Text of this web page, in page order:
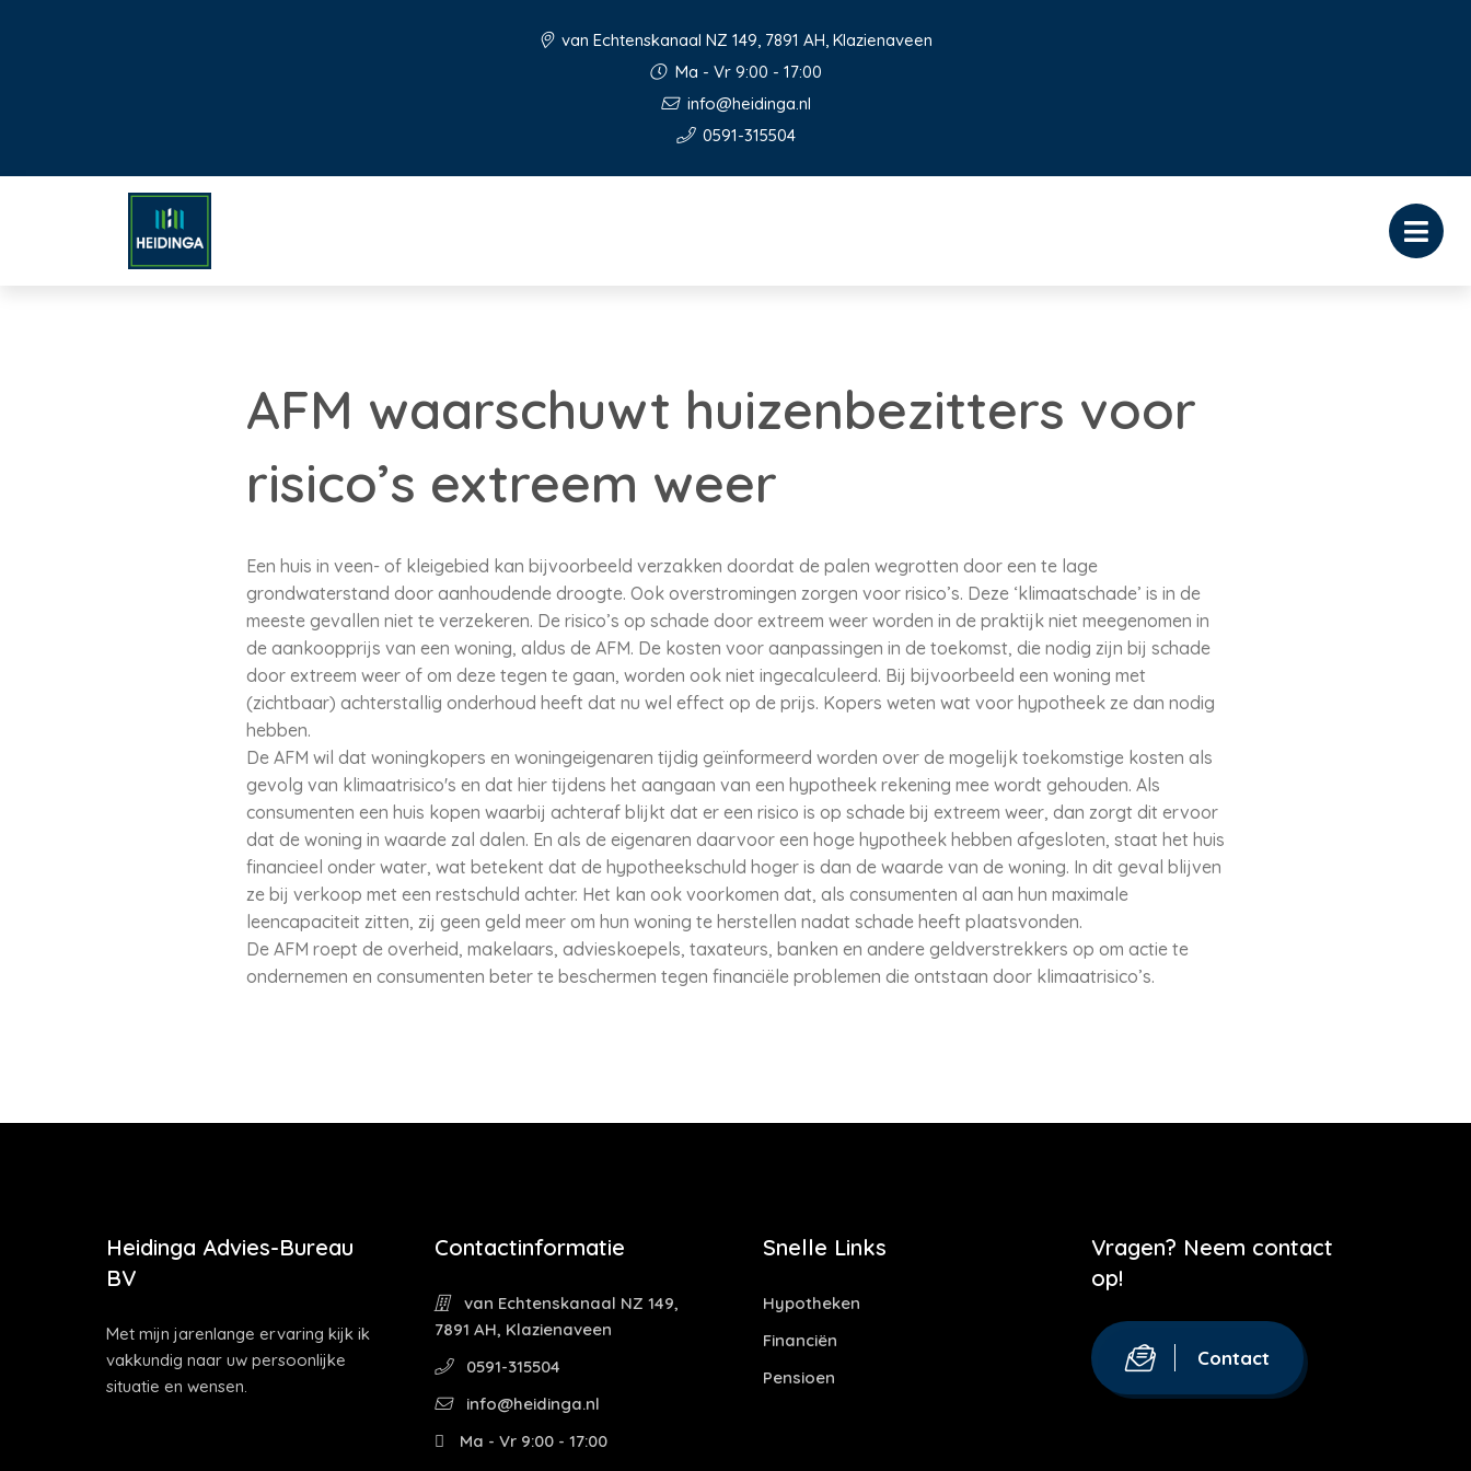
van Echtenskanaal NZ 149, 7891 AH, Klazienaveen
Ma - Vr 9:00 - 17:00
info@heidinga.nl
0591-315504
AFM waarschuwt huizenbezitters voor
risico’s extreem weer
Een huis in veen- of kleigebied kan bijvoorbeeld verzakken doordat de palen wegrotten door een te lage
grondwaterstand door aanhoudende droogte. Ook overstromingen zorgen voor risico’s. Deze ‘klimaatschade’ is in de
meeste gevallen niet te verzekeren. De risico’s op schade door extreem weer worden in de praktijk niet meegenomen in
de aankoopprijs van een woning, aldus de AFM. De kosten voor aanpassingen in de toekomst, die nodig zijn bij schade
door extreem weer of om deze tegen te gaan, worden ook niet ingecalculeerd. Bij bijvoorbeeld een woning met
(zichtbaar) achterstallig onderhoud heeft dat nu wel effect op de prijs. Kopers weten wat voor hypotheek ze dan nodig
hebben.
De AFM wil dat woningkopers en woningeigenaren tijdig geïnformeerd worden over de mogelijk toekomstige kosten als
gevolg van klimaatrisico's en dat hier tijdens het aangaan van een hypotheek rekening mee wordt gehouden. Als
consumenten een huis kopen waarbij achteraf blijkt dat er een risico is op schade bij extreem weer, dan zorgt dit ervoor
dat de woning in waarde zal dalen. En als de eigenaren daarvoor een hoge hypotheek hebben afgesloten, staat het huis
financieel onder water, wat betekent dat de hypotheekschuld hoger is dan de waarde van de woning. In dit geval blijven
ze bij verkoop met een restschuld achter. Het kan ook voorkomen dat, als consumenten al aan hun maximale
leencapaciteit zitten, zij geen geld meer om hun woning te herstellen nadat schade heeft plaatsvonden.
De AFM roept de overheid, makelaars, advieskoepels, taxateurs, banken en andere geldverstrekkers op om actie te
ondernemen en consumenten beter te beschermen tegen financiële problemen die ontstaan door klimaatrisico’s.
Heidinga Advies-Bureau
BV
Met mijn jarenlange ervaring kijk ik
vakkundig naar uw persoonlijke
situatie en wensen.
Contactinformatie
van Echtenskanaal NZ 149,
7891 AH, Klazienaveen
0591-315504
info@heidinga.nl
Ma - Vr 9:00 - 17:00
Snelle Links
Hypotheken
Financiën
Pensioen
Vragen? Neem contact
op!
Contact